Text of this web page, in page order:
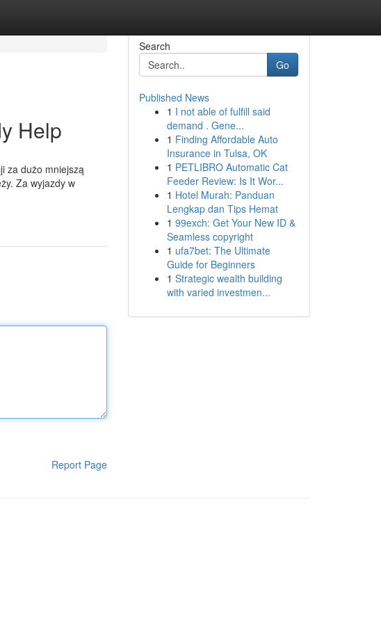
Help
za dużo mniejszą
Za wyjazdy w
Report Page
Search
Go
Published News
1 I not able of fulfill said
demand . Gene...
1 Finding Affordable Auto
Insurance in Tulsa, OK
1 PETLIBRO Automatic Cat
Feeder Review: Is It Wor...
1 Hotel Murah: Panduan
Lengkap dan Tips Hemat
1 99exch: Get Your New ID &
Seamless copyright
1 ufa7bet: The Ultimate
Guide for Beginners
1 Strategic wealth building
with varied investmen...